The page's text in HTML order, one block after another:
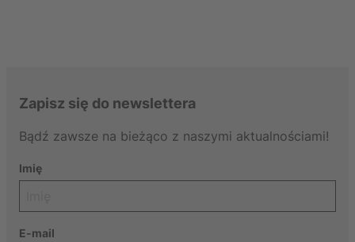
Zapisz się do newslettera
Bądź zawsze na bieżąco z naszymi aktualnościami!
Imię
E-mail